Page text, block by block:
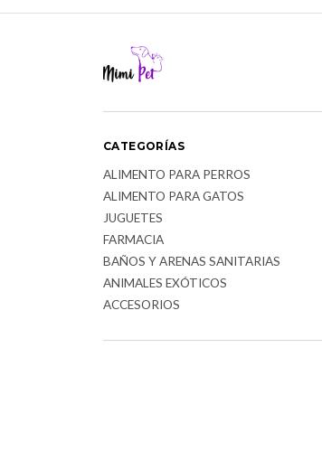
CATEGORÍAS
ALIMENTO PARA PERROS
ALIMENTO PARA GATOS
JUGUETES
FARMACIA
BAÑOS Y ARENAS SANITARIAS
ANIMALES EXÓTICOS
ACCESORIOS